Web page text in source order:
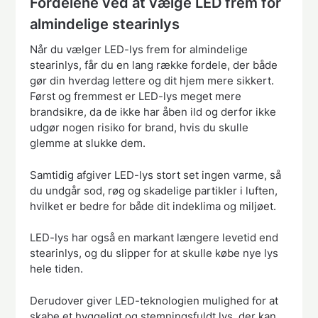
almindelige stearinlys
Når du vælger LED-lys frem for almindelige
stearinlys, får du en lang række fordele, der både
gør din hverdag lettere og dit hjem mere sikkert.
Først og fremmest er LED-lys meget mere
brandsikre, da de ikke har åben ild og derfor ikke
udgør nogen risiko for brand, hvis du skulle
glemme at slukke dem.
Samtidig afgiver LED-lys stort set ingen varme, så
du undgår sod, røg og skadelige partikler i luften,
hvilket er bedre for både dit indeklima og miljøet.
LED-lys har også en markant længere levetid end
stearinlys, og du slipper for at skulle købe nye lys
hele tiden.
Derudover giver LED-teknologien mulighed for at